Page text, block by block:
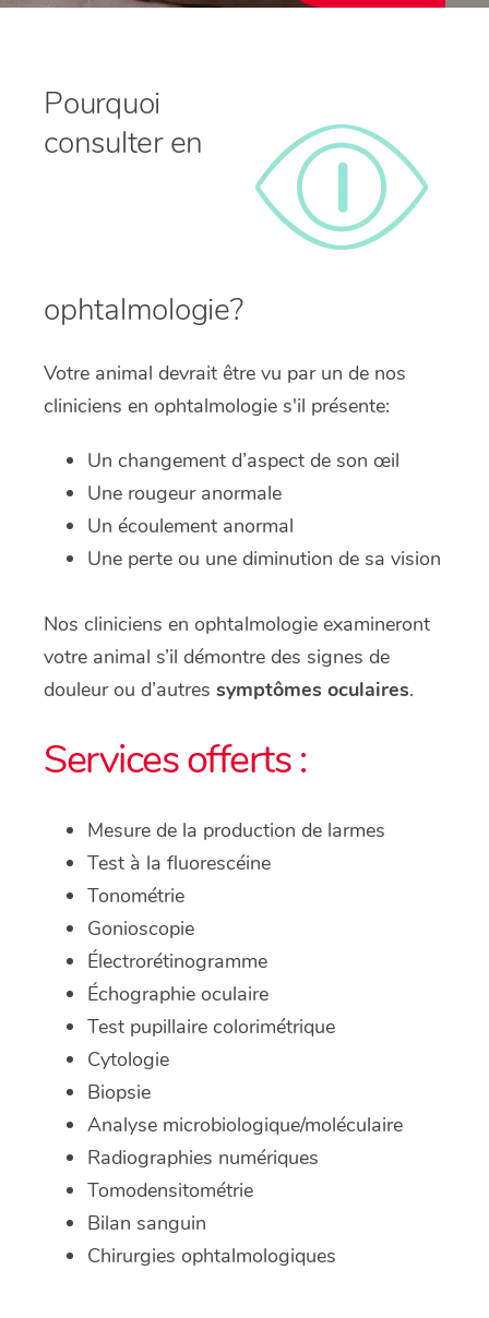
Pourquoi
consulter en
ophtalmologie?
Votre animal devrait être vu par un de nos
cliniciens en ophtalmologie s'il présente:
Un changement d’aspect de son œil
Une rougeur anormale
Un écoulement anormal
Une perte ou une diminution de sa vision
Nos cliniciens en ophtalmologie examineront
votre animal s’il démontre des signes de
douleur ou d’autres symptômes oculaires.
Services offerts :
Mesure de la production de larmes
Test à la fluorescéine
Tonométrie
Gonioscopie
Électrorétinogramme
Échographie oculaire
Test pupillaire colorimétrique
Cytologie
Biopsie
Analyse microbiologique/moléculaire
Radiographies numériques
Tomodensitométrie
Bilan sanguin
Chirurgies ophtalmologiques